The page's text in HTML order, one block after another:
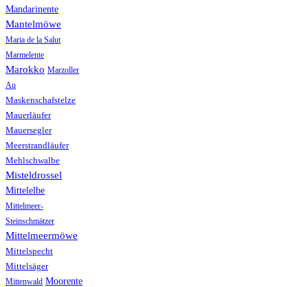
Mandarinente
Mantelmöwe
Maria de la Salut
Marmelente
Marokko Marzoller
Au
Maskenschafstelze
Mauerläufer
Mauersegler
Meerstrandläufer
Mehlschwalbe
Misteldrossel
Mittelelbe
Mittelmeer-
Steinschmätzer
Mittelmeermöwe
Mittelspecht
Mittelsäger
Mittenwald Moorente